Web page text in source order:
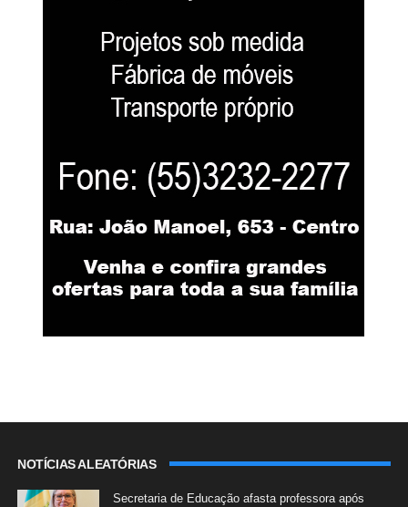
NOTÍCIAS ALEATÓRIAS
Secretaria de Educação afasta professora após